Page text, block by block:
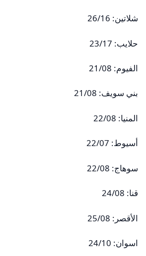
شلاتين: 26/16
حلايب: 23/17
الفيوم: 21/08
بني سويف: 21/08
المنيا: 22/08
أسيوط: 22/07
سوهاج: 22/08
قنا: 24/08
الأقصر: 25/08
اسوان: 24/10